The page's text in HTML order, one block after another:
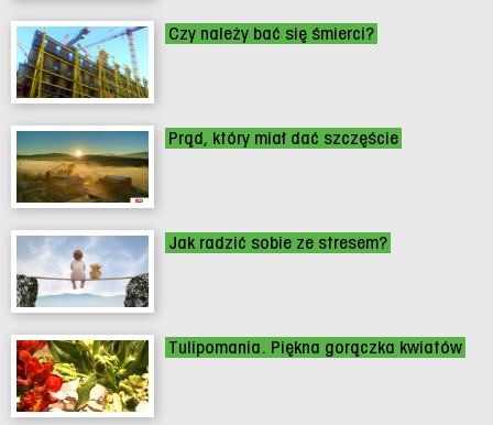
Czy należy bać się śmierci?
Prąd, który miał dać szczęście
Jak radzić sobie ze stresem?
Tulipomania. Piękna gorączka kwiatów